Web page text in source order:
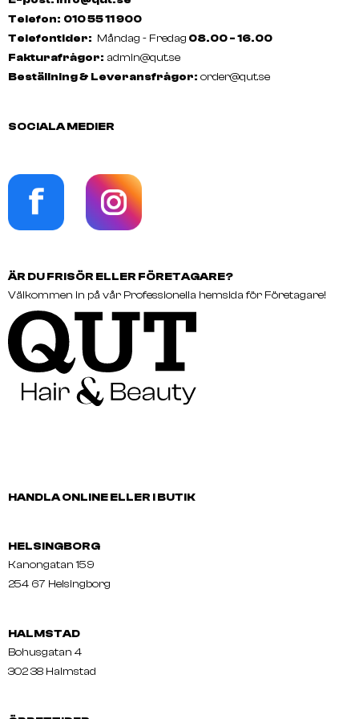
Telefon: 010 55 11 900
Telefontider: Måndag - Fredag 08.00 - 16.00
Fakturafrågor: admin@qut.se
Beställning & Leveransfrågor: order@qut.se
SOCIALA MEDIER
ÄR DU FRISÖR ELLER FÖRETAGARE?
Välkommen in på vår Professionella hemsida för Företagare!
HANDLA ONLINE ELLER I BUTIK
HELSINGBORG
Kanongatan 159
254 67 Helsingborg
HALMSTAD
Bohusgatan 4
302 38 Halmstad